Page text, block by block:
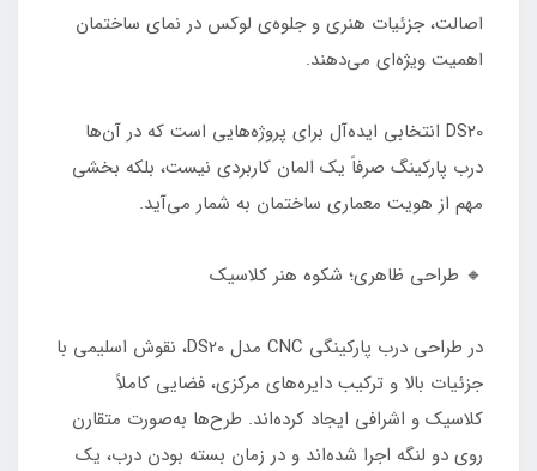
اصالت، جزئیات هنری و جلوه‌ی لوکس در نمای ساختمان
اهمیت ویژه‌ای می‌دهند.
DS20 انتخابی ایده‌آل برای پروژه‌هایی است که در آن‌ها
درب پارکینگ صرفاً یک المان کاربردی نیست، بلکه بخشی
مهم از هویت معماری ساختمان به شمار می‌آید.
🔸 طراحی ظاهری؛ شکوه هنر کلاسیک
در طراحی درب پارکینگی CNC مدل DS20، نقوش اسلیمی با
جزئیات بالا و ترکیب دایره‌های مرکزی، فضایی کاملاً
کلاسیک و اشرافی ایجاد کرده‌اند. طرح‌ها به‌صورت متقارن
روی دو لنگه اجرا شده‌اند و در زمان بسته بودن درب، یک